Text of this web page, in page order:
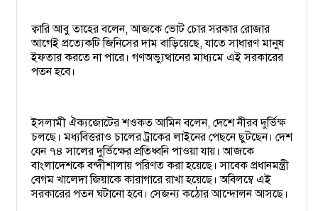
ক্বারি আবু তাহের বলেন, আজকে ভোট চোর সরকার রোজার
আগেই প্রত্যেকটি জিনিসের দাম বাড়িয়েছে, যাতে সাধারণ মানুষ
ইফতার করতে না পারে। গণঅভ্যুত্থানের মাধ্যমে এই সরকারের
পতন হবে।
ইসলামী ঐক্যজোটের শওকত আমিন বলেন, দেশে নীরব দুর্ভিক্ষ
চলছে। মধ্যবিত্তরাও চালের ট্রাকের লাইনের পেছনে ছুটছেন। দেশ
যেন ৭৪ সালের দুর্ভিক্ষের প্রতিধ্বনি পাওয়া যায়। আজকে
বাংলাদেশকে বন্দীশালায় পরিণত করা হয়েছে। সাবেক প্রধানমন্ত্রী
বেগম খালেদা জিয়াকে কারাগারে রাখা হয়েছে। অবিলম্বে এই
সরকারের পতন ঘটানো হবে। সেজন্য কঠোর আন্দোলন আসছে।